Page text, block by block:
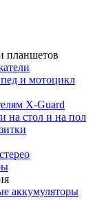
планшетов
и мотоцикл
X-Guard
на стол и на пол
аккумуляторы